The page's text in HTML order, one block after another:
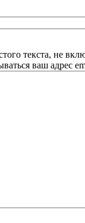
текста, не
ваш адрес